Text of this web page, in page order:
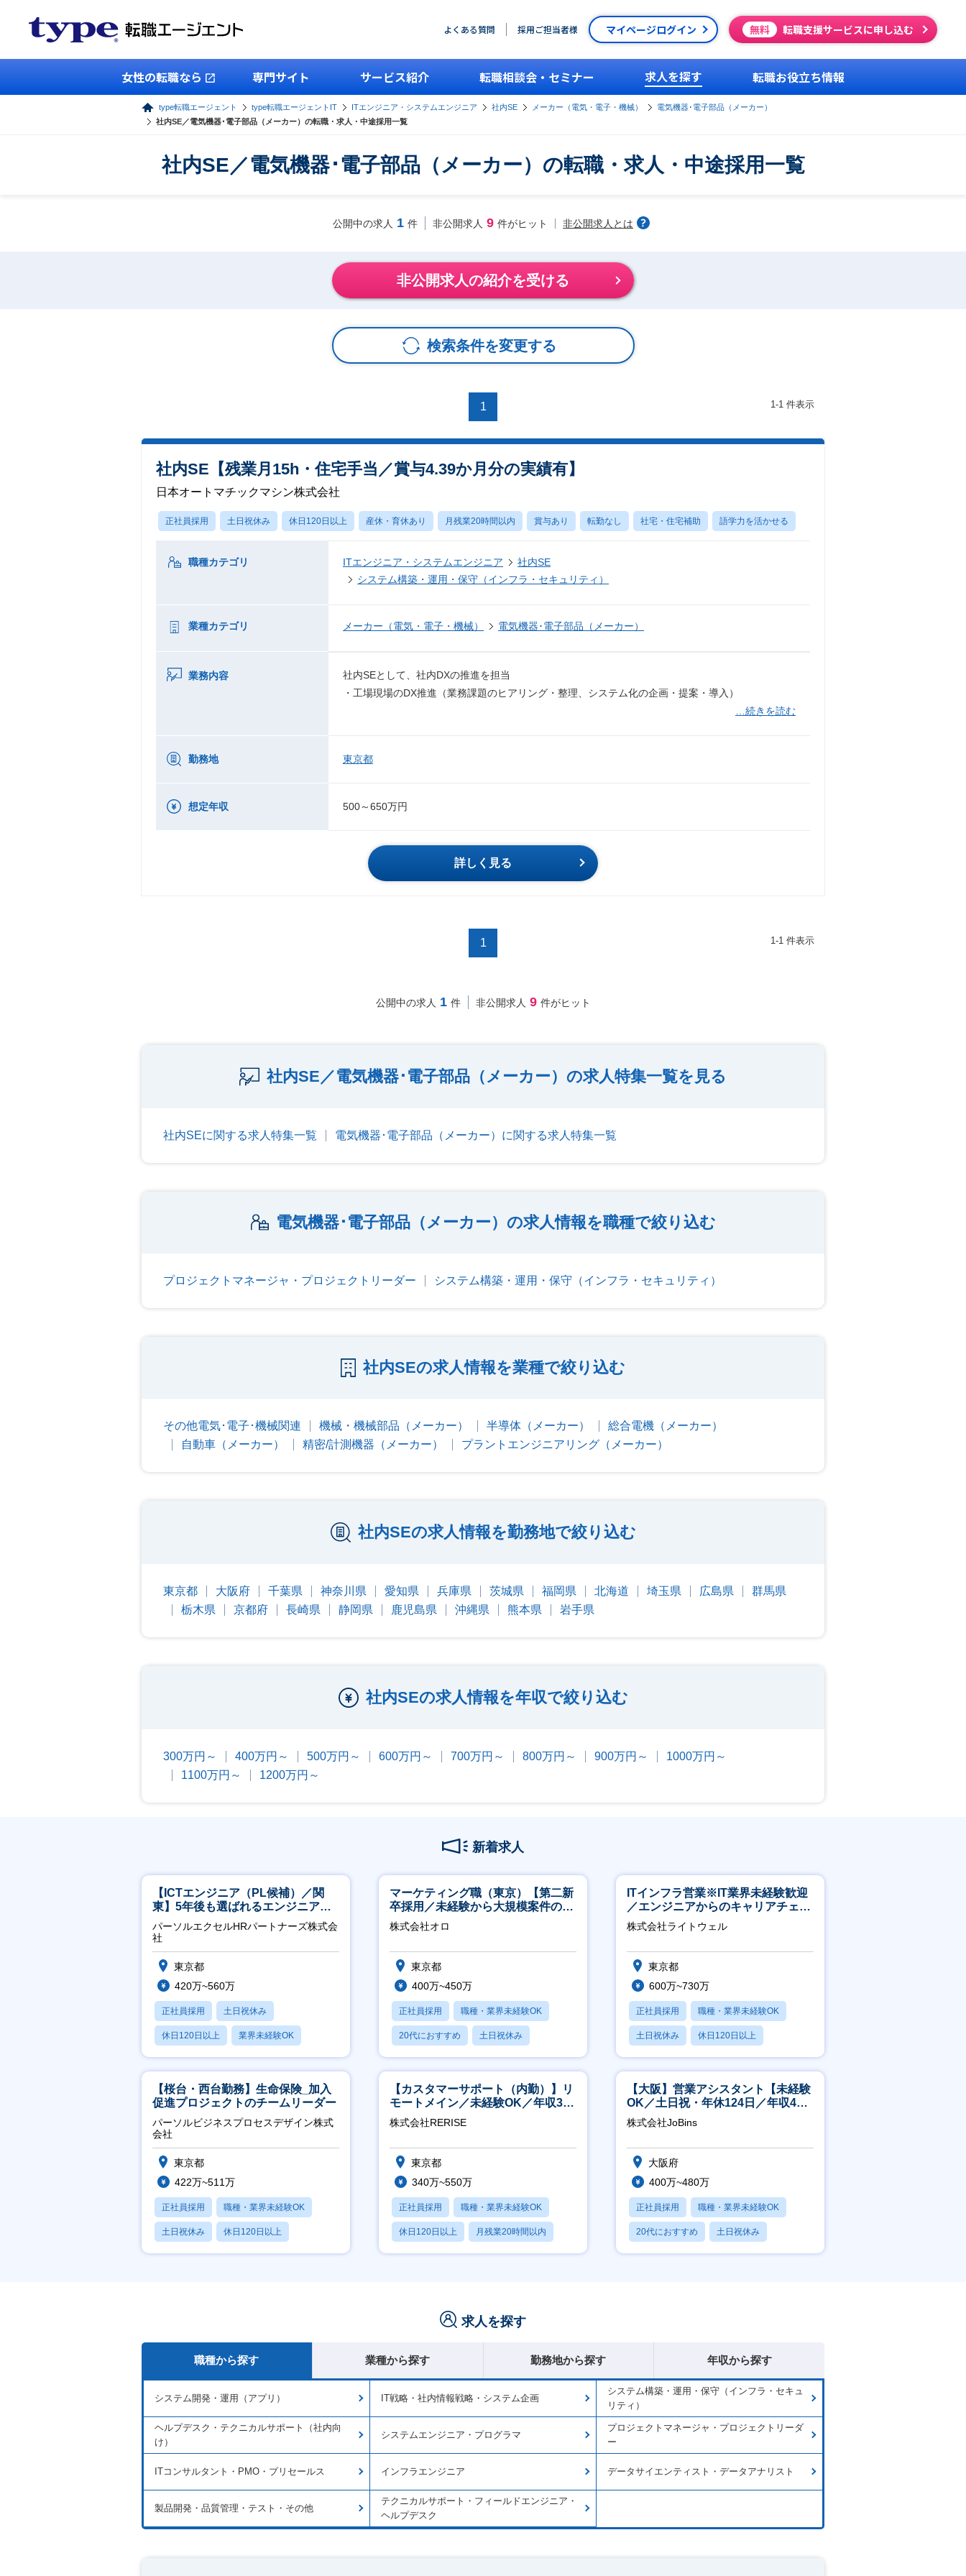
よくある質問 採用ご担当者様 マイページログイン 無料 転職支援サービスに申し込む
女性の転職なら 専門サイト サービス紹介 転職相談会・セミナー 求人を探す 転職お役立ち情報
type転職エージェント type転職エージェントIT ITエンジニア・システムエンジニア 社内SE メーカー（電気・電子・機械）
電気機器･電子部品（メーカー）
社内SE／電気機器･電子部品（メーカー）の転職・求人・中途採用一覧
社内SE／電気機器･電子部品（メーカー）の転職・求人・中途採用一覧
公開中の求人 1 件 非公開求人 9 件がヒット 非公開求人とは
非公開求人の紹介を受ける
検索条件を変更する
1 1-1 件表示
社内SE【残業月15h・住宅手当／賞与4.39か月分の実績有】
日本オートマチックマシン株式会社
正社員採用 土日祝休み 休日120日以上 産休・育休あり 月残業20時間以内 賞与あり 転勤なし 社宅・住宅補助 語学力を活かせる
職種カテゴリ ITエンジニア・システムエンジニア
社内SE
システム構築・運用・保守（インフラ・セキュリティ）
業種カテゴリ メーカー（電気・電子・機械） 電気機器･電子部品（メーカー）
業務内容
社内SEとして、社内DXの推進を担当
・工場現場のDX推進（業務課題のヒアリング・整理、システム化の企画・提案・導入）
…続きを読む
勤務地 東京都
想定年収 500～650万円
詳しく見る
1 1-1 件表示
公開中の求人 1 件 非公開求人 9 件がヒット
社内SE／電気機器･電子部品（メーカー）の求人特集一覧を見る
社内SEに関する求人特集一覧 電気機器･電子部品（メーカー）に関する求人特集一覧
電気機器･電子部品（メーカー）の求人情報を職種で絞り込む
プロジェクトマネージャ・プロジェクトリーダー システム構築・運用・保守（インフラ・セキュリティ）
社内SEの求人情報を業種で絞り込む
その他電気･電子･機械関連 機械・機械部品（メーカー） 半導体（メーカー）
総合電機（メーカー）
自動車（メーカー）
精密/計測機器（メーカー） プラントエンジニアリング（メーカー）
社内SEの求人情報を勤務地で絞り込む
東京都 大阪府 千葉県 神奈川県 愛知県 兵庫県 茨城県 福岡県 北海道 埼玉県 広島県
群馬県
栃木県
京都府 長崎県 静岡県 鹿児島県 沖縄県 熊本県 岩手県
社内SEの求人情報を年収で絞り込む
300万円～ 400万円～ 500万円～ 600万円～ 700万円～ 800万円～ 900万円～
1000万円～
1100万円～
1200万円～
新着求人
【ICTエンジニア（PL候補）／関
東】5年後も選ばれるエンジニアへ
／チーム運営・体制構築
パーソルエクセルHRパートナーズ株式会
社
東京都
420万~560万
正社員採用 土日祝休み
休日120日以上 業界未経験OK
月残業20時間以内
マーケティング職（東京）【第二新
卒採用／未経験から大規模案件のマ
ーケティングが経験できる／研修充
実】
株式会社オロ
東京都
400万~450万
正社員採用 職種・業界未経験OK
20代におすすめ 土日祝休み
休日120日以上
ITインフラ営業※IT業界未経験歓迎
／エンジニアからのキャリアチェン
ジ可※【週3～4日リモート可能】
株式会社ライトウェル
東京都
600万~730万
正社員採用 職種・業界未経験OK
土日祝休み 休日120日以上
月残業20時間以内
【桜台・西台勤務】生命保険_加入
促進プロジェクトのチームリーダー
パーソルビジネスプロセスデザイン株式
会社
東京都
422万~511万
正社員採用 職種・業界未経験OK
土日祝休み 休日120日以上
産休・育休あり
【カスタマーサポート（内勤）】リ
モートメイン／未経験OK／年収340
万～／年間休日125日
株式会社RERISE
東京都
340万~550万
正社員採用 職種・業界未経験OK
休日120日以上 月残業20時間以内
賞与あり
【大阪】営業アシスタント【未経験
OK／土日祝・年休124日／年収400
万～／転勤なし】
株式会社JoBins
大阪府
400万~480万
正社員採用 職種・業界未経験OK
20代におすすめ 土日祝休み
休日120日以上
求人を探す
職種から探す 業種から探す 勤務地から探す 年収から探す
システム開発・運用（アプリ） IT戦略・社内情報戦略・システム企画
システム構築・運用・保守（インフラ・セキュ
リティ）
ヘルプデスク・テクニカルサポート（社内向
け）
システムエンジニア・プログラマ
プロジェクトマネージャ・プロジェクトリーダ
ー
ITコンサルタント・PMO・プリセールス インフラエンジニア データサイエンティスト・データアナリスト
製品開発・品質管理・テスト・その他
テクニカルサポート・フィールドエンジニア・
ヘルプデスク